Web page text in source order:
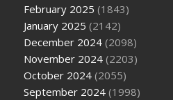
February 2025 (1843)
January 2025 (2142)
December 2024 (2098)
November 2024 (2203)
October 2024 (2055)
September 2024 (1998)